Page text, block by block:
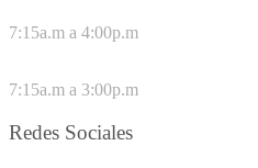
7:15a.m a 4:00p.m
7:15a.m a 3:00p.m
Redes Sociales